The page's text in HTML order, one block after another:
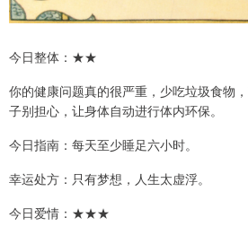
今日整体：★★
你的健康问题真的很严重，少吃垃圾食物
子别担心，让身体自动进行体内环保。
今日指南：每天至少睡足六小时。
幸运处方：只有梦想，人生太虚浮。
今日爱情：★★★